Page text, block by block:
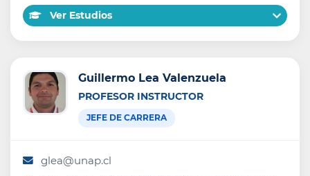
Ver Estudios
Guillermo Lea Valenzuela
PROFESOR INSTRUCTOR
JEFE DE CARRERA
glea@unap.cl